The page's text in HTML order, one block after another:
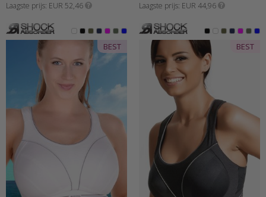
Laagste prijs EUR 52,46 Laagste prijs EUR 44,96
BEST BEST